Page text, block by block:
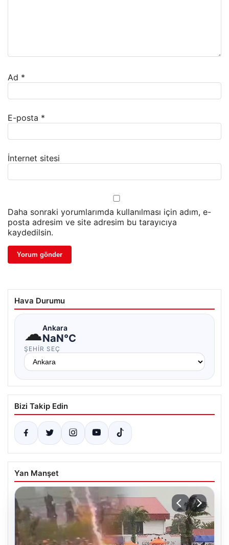
Ad *
E-posta *
İnternet sitesi
Daha sonraki yorumlarımda kullanılması için adım, e-
posta adresim ve site adresim bu tarayıcıya
kaydedilsin.
Hava Durumu
☁Ankara
NaN°C
ŞEHIR SEÇ
Bizi Takip Edin
Yan Manşet